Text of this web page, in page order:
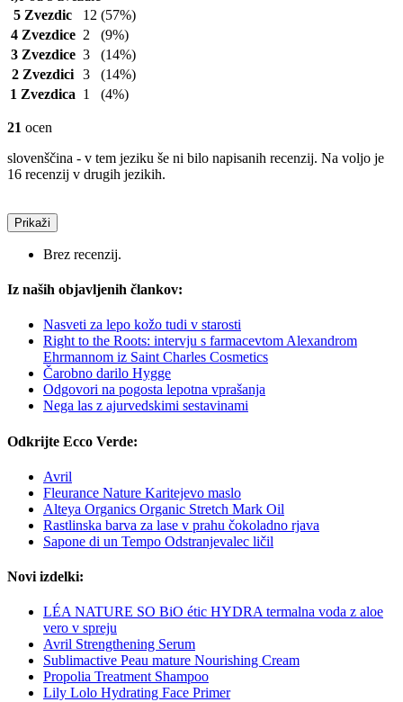
5 Zvezdic
12 (57%)
4 Zvezdice 2
(9%)
3 Zvezdice 3
(14%)
2 Zvezdici 3
(14%)
1 Zvezdica 1 (4%)
21 ocen
slovenščina - v tem jeziku še ni bilo napisanih recenzij. Na voljo je
16 recenzij v drugih jezikih.
Prikaži
Brez recenzij.
Iz naših objavljenih člankov:
Nasveti za lepo kožo tudi v starosti
Right to the Roots: intervju s farmacevtom Alexandrom
Ehrmannom iz Saint Charles Cosmetics
Čarobno darilo Hygge
Odgovori na pogosta lepotna vprašanja
Nega las z ajurvedskimi sestavinami
Odkrijte Ecco Verde:
Avril
Fleurance Nature Karitejevo maslo
Alteya Organics Organic Stretch Mark Oil
Rastlinska barva za lase v prahu čokoladno rjava
Sapone di un Tempo Odstranjevalec ličil
Novi izdelki:
LÉA NATURE SO BiO étic HYDRA termalna voda z aloe
vero v spreju
Avril Strengthening Serum
Sublimactive Peau mature Nourishing Cream
Propolia Treatment Shampoo
Lily Lolo Hydrating Face Primer